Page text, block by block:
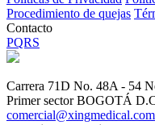
Procedimiento de quejas
Contacto
PQRS
Carrera 71D No. 48A - 54
Primer sector BOGOTÁ
comercial@xingmedical.com